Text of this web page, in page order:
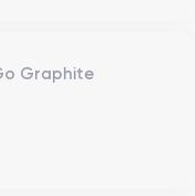
Graphite